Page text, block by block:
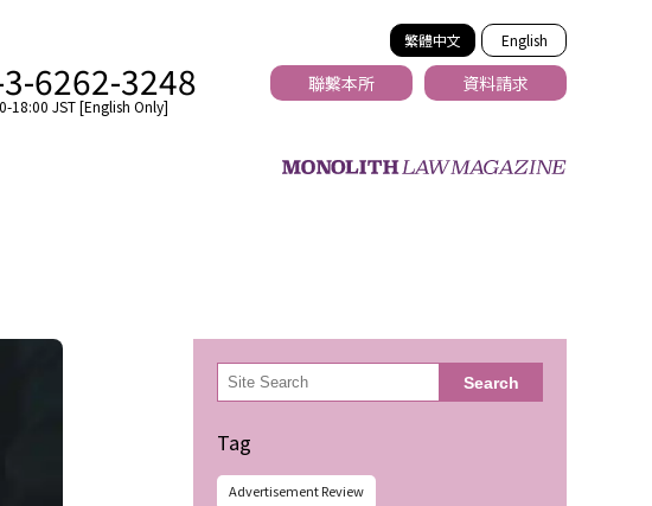
繁體中文 English
6262-3248
18:00 JST [English Only]
聯繫本所 資料請求
検
索 Search
Tag
Advertisement Review